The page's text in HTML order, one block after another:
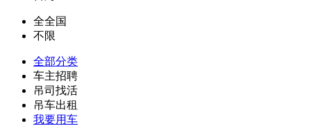
全全国
不限
全部分类
车主招聘
吊司找活
吊车出租
我要用车